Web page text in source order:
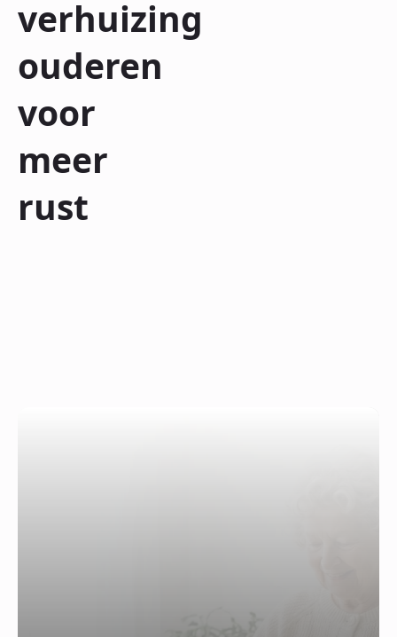
verhuizing
ouderen
voor
meer
rust